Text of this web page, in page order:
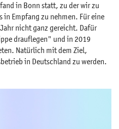
in Bonn statt, zu der wir zu
Empfang zu nehmen. Für eine
nicht ganz gereicht. Dafür
drauflegen" und in 2019
Natürlich mit dem Ziel,
in Deutschland zu werden.